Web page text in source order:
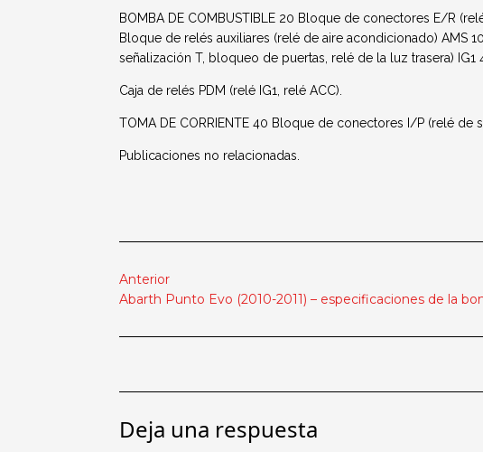
BOMBA DE COMBUSTIBLE 20 Bloque de conectores E/R
Bloque de relés auxiliares (relé de aire acondicionado) AMS
señalización T, bloqueo de puertas, relé de la luz trasera)
Caja de relés PDM (relé IG1, relé ACC).
TOMA DE CORRIENTE 40 Bloque de conectores I/P (relé de
Publicaciones no relacionadas.
Anterior
Abarth Punto Evo (2010-2011) – especificaciones de la
Deja una respuesta